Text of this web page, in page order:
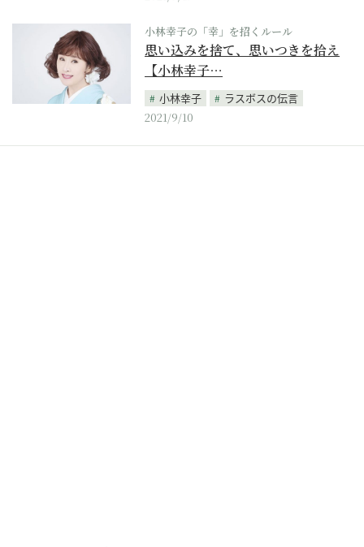
小林幸子の「幸」を招くルール
思い込みを捨て、思いつきを拾え
【小林幸子…
小林幸子
ラスボスの伝言
2021/9/10